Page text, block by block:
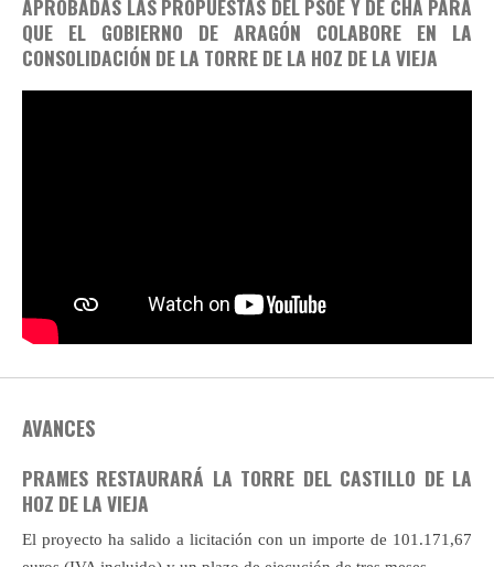
APROBADAS LAS PROPUESTAS DEL PSOE Y DE CHA PARA
QUE EL GOBIERNO DE ARAGÓN COLABORE EN LA
CONSOLIDACIÓN DE LA TORRE DE LA HOZ DE LA VIEJA
AVANCES
PRAMES RESTAURARÁ LA TORRE DEL CASTILLO DE LA
HOZ DE LA VIEJA
El proyecto ha salido a licitación con un importe de 101.171,67